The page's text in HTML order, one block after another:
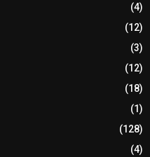
(4)
(12)
(3)
(12)
(18)
(1)
(128)
(4)